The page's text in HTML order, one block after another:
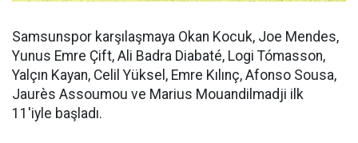
Samsunspor karşılaşmaya Okan Kocuk, Joe Mendes,
Yunus Emre Çift, Ali Badra Diabaté, Logi Tómasson,
Yalçın Kayan, Celil Yüksel, Emre Kılınç, Afonso Sousa,
Jaurès Assoumou ve Marius Mouandilmadji ilk
11'iyle başladı.